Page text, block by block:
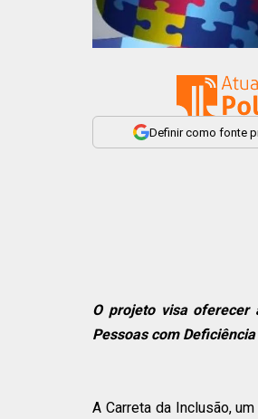
Definir como fonte
O projeto visa oferecer
Pessoas com Deficiência
A Carreta da Inclusão,